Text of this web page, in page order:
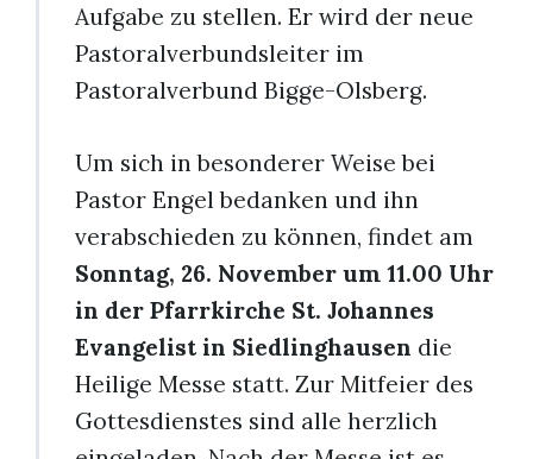
Aufgabe zu stellen. Er wird der neue
Pastoralverbundsleiter im
Pastoralverbund Bigge-Olsberg.
Um sich in besonderer Weise bei
Pastor Engel bedanken und ihn
verabschieden zu können, findet am
Sonntag, 26. November um 11.00 Uhr
in der Pfarrkirche St. Johannes
Evangelist in Siedlinghausen die
Heilige Messe statt. Zur Mitfeier des
Gottesdienstes sind alle herzlich